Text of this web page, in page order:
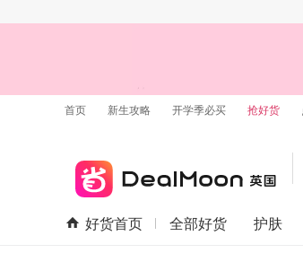
首页 新生攻略 开学季必买 抢好货
好货首页 全部好货 护肤